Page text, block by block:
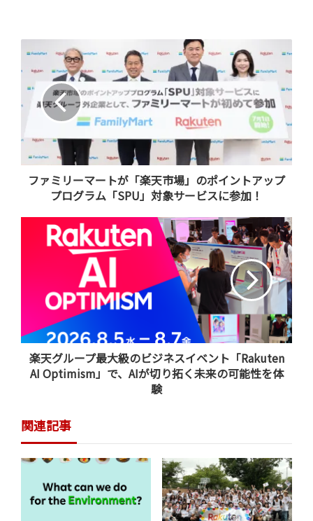
「楽天市場」の調査では、過去5年間の夏の暑さについ
て、それ以前（6年前）と比較して『暑さが増している』
と感じている方が約9割に上ることが分かりました（注
2）。その一方で、昨年の夏は『暑さ対策が不十分だっ
た』と感じている方も少なくありません。私たちが日々
の生活で実感している通り、最近の夏の暑さは、これま
での対策だけでは対応しきれない場面も増えています。だ
からこそ、今年はより万全な備えが必要だと、多くの方
が感じ始めているのではないでしょうか。
いアイテムで攻略する」
てみませんか？ 2026年夏のトレンドを先取りして、この
過酷な季節をラクに、そして楽しく乗り切るヒントをお
「楽天市場」、2026年夏のトレンド予測を発表
ファミリーマートが「楽天市場」のポイントアップ
プログラム「SPU」対象サービスに参加！
楽天グループ最大級のビジネスイベント「Rakuten
AI Optimism」で、AIが切り拓く未来の可能性を体
験
関連記事